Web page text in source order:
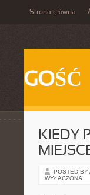
Strona główna
GOŚĆ
KIEDY
POSTED BY
WYŁĄCZONA